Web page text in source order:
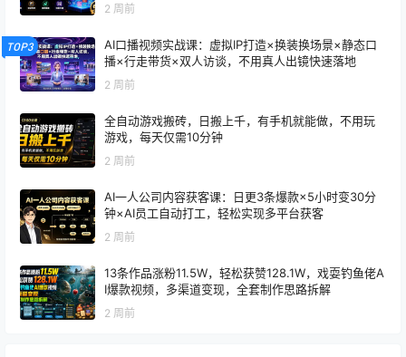
2 周前
TOP3
AI口播视频实战课：虚拟IP打造×换装换场景×静态口
播×行走带货×双人访谈，不用真人出镜快速落地
2 周前
全自动游戏搬砖，日搬上千，有手机就能做，不用玩
游戏，每天仅需10分钟
2 周前
AI一人公司内容获客课：日更3条爆款×5小时变30分
钟×AI员工自动打工，轻松实现多平台获客
2 周前
13条作品涨粉11.5W，轻松获赞128.1W，戏耍钓鱼佬A
I爆款视频，多渠道变现，全套制作思路拆解
2 周前